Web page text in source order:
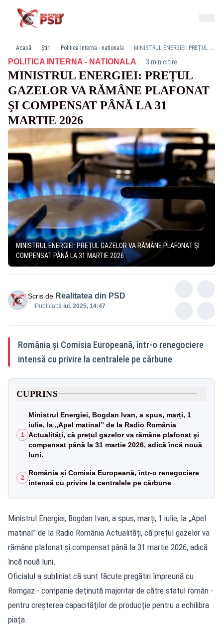
Acasă Știri Politica Interna - nationala MINISTRUL ENERGIEI: PREȚUL GAZELOR VA RĂMÂNE PLAFONAT ŞI COMPENSAT PÂNĂ LA 31 MARTIE 2026
POLITICA INTERNA - NATIONALA· 3 min citire
MINISTRUL ENERGIEI: PREȚUL
GAZELOR VA RĂMÂNE PLAFONAT
ŞI COMPENSAT PÂNĂ LA 31
MARTIE 2026
MINISTRUL ENERGIEI: PREȚUL GAZELOR VA RĂMÂNE PLAFONAT ŞI
COMPENSAT PÂNĂ LA 31 MARTIE 2026
Scris de Realitatea din PSD
Publicat:1 iul. 2025, 14:47
România și Comisia Europeană, într-o renegociere
intensă cu privire la centralele pe cărbune
CUPRINS
1
Ministrul Energiei, Bogdan Ivan, a spus, marți, 1
iulie, la „Apel matinal” de la Radio România
Actualități, că prețul gazelor va rămâne plafonat şi
compensat până la 31 martie 2026, adică încă nouă
luni.
2
România și Comisia Europeană, într-o renegociere
intensă cu privire la centralele pe cărbune
Ministrul Energiei, Bogdan Ivan, a spus, marți, 1 iulie, la „Apel
matinal” de la Radio România Actualități, că prețul gazelor va
rămâne plafonat şi compensat până la 31 martie 2026, adică
încă nouă luni.
Oficialul a subliniat că sunt făcute pregătiri împreună cu
Romgaz - companie deţinută majoritar de către statul român -
pentru creșterea capacităţilor de producţie pentru a echilibra
piaţa.